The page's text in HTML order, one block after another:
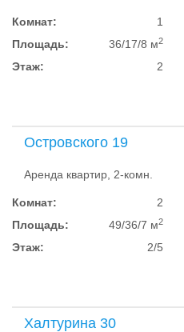
Комнат:
1
Площадь:
36/17/8 м2
Этаж: 2
Островского 19
Аренда квартир, 2-комн.
Комнат:
2
Площадь:
49/36/7 м2
Этаж: 2/5
Халтурина 30